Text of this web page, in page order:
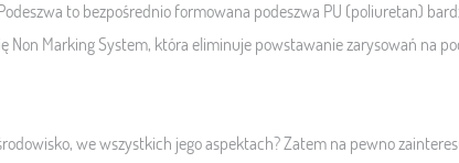
tobezpośrednio formowana podeszwa PU (poliuretan)
Non Marking System, która eliminuje powstawanie zarysowań na
we wszystkich jego aspektach? Zatem na pewno